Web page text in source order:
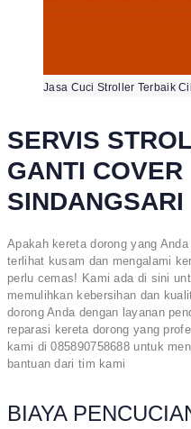
Jasa Cuci Stroller Terbaik
SERVIS
GANTI COVER
SINDANGSARI
Apakah kereta dorong yang
terlihat kusam dan mengalami
perlu cemas! Kami ada di sini
memulihkan kebersihan dan
dorong Anda dengan layanan
reparasi kereta dorong yang
kami di 085890758688 untuk
bantuan dari tim kami
BIAYA